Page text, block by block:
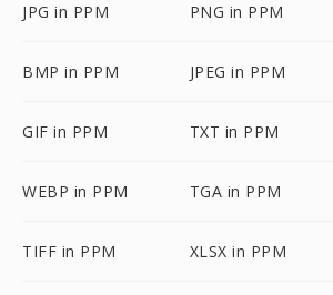
JPG in PPM PNG in PPM
BMP in PPM JPEG in PPM
GIF in PPM TXT in PPM
WEBP in PPM TGA in PPM
TIFF in PPM XLSX in PPM